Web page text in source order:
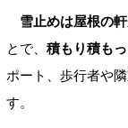
雪止めは屋根の
とで、 積もり積も
ポート、歩行者や
す。